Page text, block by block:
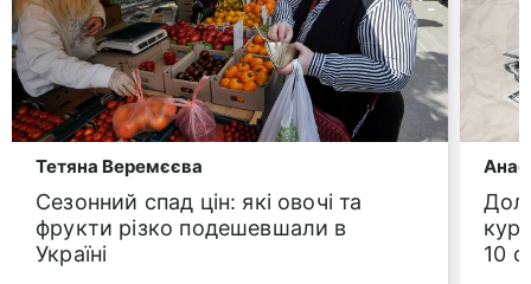
Тетяна Веремєєва
Сезонний спад цін: які овочі та
фрукти різко подешевшали в
Україні
10